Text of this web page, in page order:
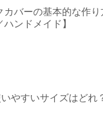
カバーの基本的な作
ンドメイド】
いやすいサイズはど